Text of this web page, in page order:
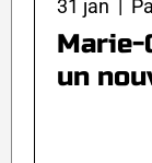
31 jan |
Marie-
un